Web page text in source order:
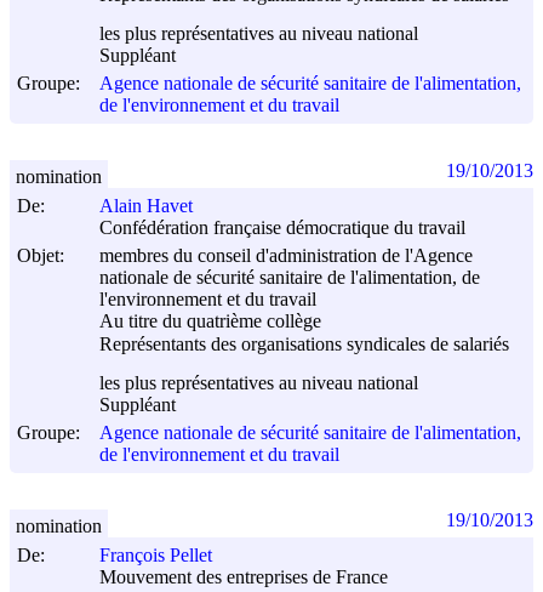
les plus représentatives au niveau national
Suppléant
Groupe:
Agence nationale de sécurité sanitaire de l'alimentation,
de l'environnement et du travail
De:
Alain Havet
Confédération française démocratique du travail
Objet:
membres du conseil d'administration de l'Agence
nationale de sécurité sanitaire de l'alimentation, de
l'environnement et du travail
Au titre du quatrième collège
Représentants des organisations syndicales de salariés
les plus représentatives au niveau national
Suppléant
Groupe:
Agence nationale de sécurité sanitaire de l'alimentation,
de l'environnement et du travail
nomination 19/10/2013
De:
François Pellet
Mouvement des entreprises de France
nomination 19/10/2013